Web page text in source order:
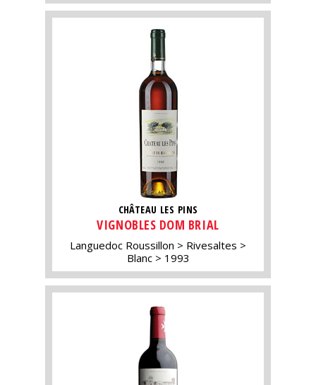
CHÂTEAU LES PINS
VIGNOBLES DOM BRIAL
Languedoc Roussillon
Rivesaltes
Blanc
1993